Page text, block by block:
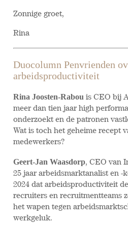
Zonnige groet,
Rina
Duocolumn Penvrienden
arbeidsproductiviteit
Rina Joosten-Rabou is CEO bij
meer dan tien jaar high
onderzoekt en de patronen
Wat is toch het geheime recept
medewerkers?
Geert-Jan Waasdorp, CEO van
25 jaar arbeidsmarktanalist en -
2024 dat arbeidsproductiviteit
recruiters en recruitmentteams
het wapen tegen
werkgeluk.